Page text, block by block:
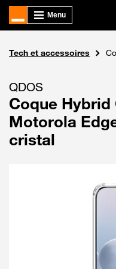
Boutique Orange
Tech et accessoires
QDOS
Coque Hybrid
Motorola
cristal